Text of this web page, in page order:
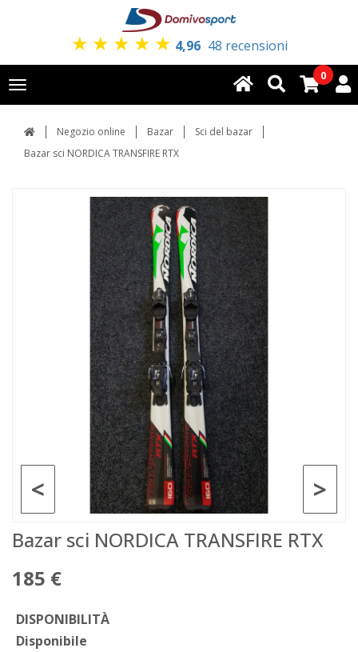
★ ★ ★ ★ ★ 4,96 48 recensioni
Toggle
navigation
0
Negozio online Bazar
Sci del bazar
Bazar sci NORDICA TRANSFIRE RTX
>
<
Bazar sci NORDICA TRANSFIRE RTX
185 €
DISPONIBILITÀ
Disponibile